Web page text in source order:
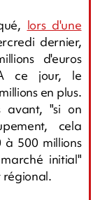
lors d'une
dernier,
d'euros
ce jour, le
en plus.
avant, "si on
cela
500 millions
initial"
régional.